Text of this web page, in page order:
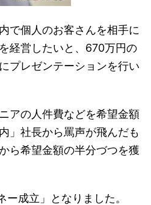
で個人のお客さんを相手に
経営したいと、670万円の
プレゼンテーションを行い
アの人件費などを希望金額
」社長から罵声が飛んだも
ら希望金額の半分づつを獲
成立」となりました。